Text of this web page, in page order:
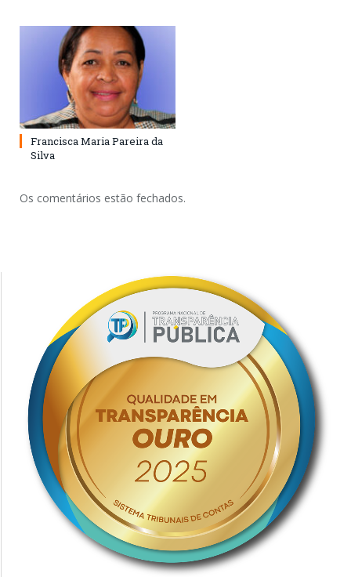
Francisca Maria Pareira da
Silva
Os comentários estão fechados.